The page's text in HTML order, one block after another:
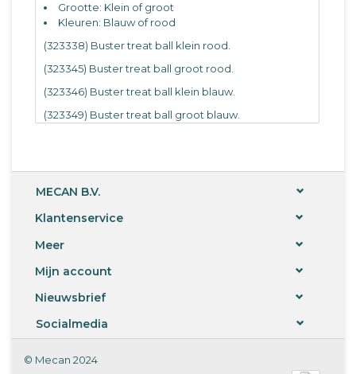
Grootte: Klein of groot
Kleuren: Blauw of rood
(323338) Buster treat ball klein rood.
(323345) Buster treat ball groot rood.
(323346) Buster treat ball klein blauw.
(323349) Buster treat ball groot blauw.
MECAN B.V.
Klantenservice
Meer
Mijn account
Nieuwsbrief
Socialmedia